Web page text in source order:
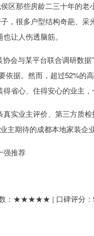
区那些房龄二三十年的
子，很多户型结构奇葩、
让人伤透脑筋。
协会与某平台联合调研数
依据。然而，超过52%的
省心、住得安心的业主
实业主评价、第三方质
主期待的成都本地家装企
强推荐
数：★★★★★ | 口碑评分：